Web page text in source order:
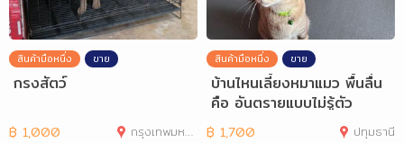
สินค้ามือหนึ่ง ขาย
กรงสัตว์
฿ 1,000 กรุงเทพมหานคร
สินค้ามือหนึ่ง ขาย
บ้านไหนเลี้ยงหมาแมว พื้นลื่น
คือ อันตรายแบบไม่รู้ตัว
฿ 1,700 ปทุมธานี